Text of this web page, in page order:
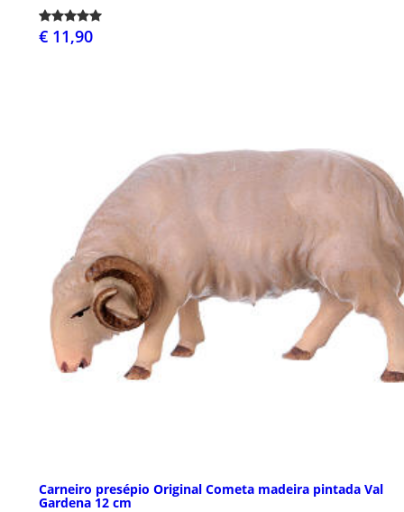
€ 11,90
Carneiro presépio Original Cometa madeira pintada Val
Gardena 12 cm